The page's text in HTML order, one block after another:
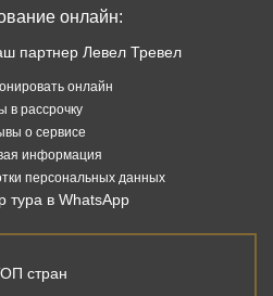
онлайн:
партнер Левел Тревел
онлайн
в рассрочку
о сервисе
информация
персональных данных
тура в WhatsApp
стран